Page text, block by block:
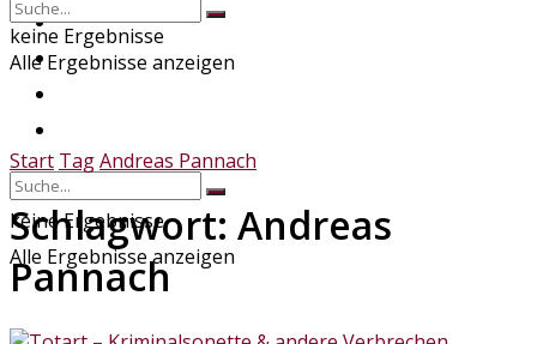
Veranstaltungen
Branchenverzeichnis
keine Ergebnisse
Alle Ergebnisse anzeigen
keine Ergebnisse
Alle Ergebnisse anzeigen
Start TagAndreas Pannach
Schlagwort: Andreas
Pannach